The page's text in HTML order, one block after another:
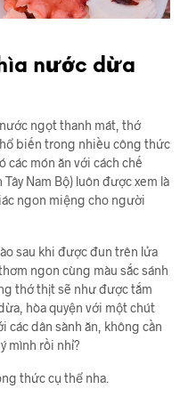
nước dừa
ngọt thanh mát, thớ
biến trong nhiều công thức
các món ăn với cách chế
Nam Bộ) luôn được xem là
ngon miệng cho người
sau khi được đun trên lửa
ngon cùng màu sắc sánh
thớ thịt sẽ như được tắm
hòa quyện với một chút
các dân sành ăn, không cần
mình rồi nhỉ?
thức cụ thể nha.